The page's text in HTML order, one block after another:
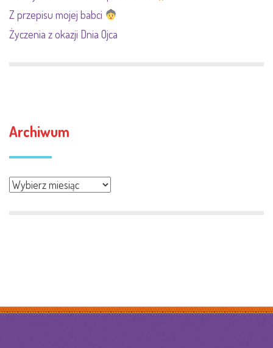
Z przepisu mojej babci
Życzenia z okazji Dnia Ojca
Archiwum
Archiwum